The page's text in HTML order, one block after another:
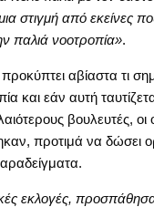
στιγμή από εκείνες
παλιά νοοτροπία».
αβίαστα τι
και εάν αυτή
βουλευτές, οι
προτιμά να δώσει
εκλογές,